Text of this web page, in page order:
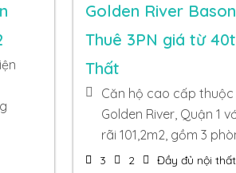
Golden River
Thuê 3PN giá từ
Thất
Căn hộ cao cấp
Golden River, Quận 1
rãi 101,2m2, gồm 3
3 2 Đầy đủ nội thất